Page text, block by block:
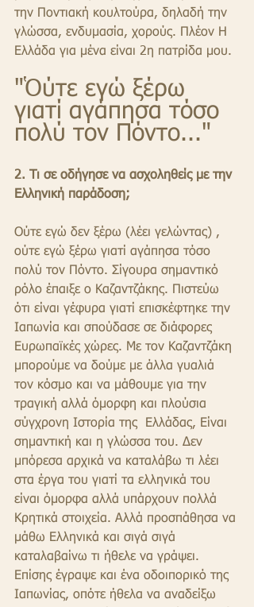
την Ποντιακή κουλτούρα, δηλαδή την
γλώσσα, ενδυμασία, χορούς. Πλέον Η
Ελλάδα για μένα είναι 2η πατρίδα μου.
"Ὁύτε εγώ ξέρω
γιατί αγάπησα τόσο
πολύ τον Πόντο..."
2. Τι σε οδήγησε να ασχοληθείς με την
Ελληνική παράδοση;
Ούτε εγώ δεν ξέρω (λέει γελώντας) ,
ούτε εγώ ξέρω γιατί αγάπησα τόσο
πολύ τον Πόντο. Σίγουρα σημαντικό
ρόλο έπαιξε ο Καζαντζάκης. Πιστεύω
ότι είναι γέφυρα γιατί επισκέφτηκε την
Ιαπωνία και σπούδασε σε διάφορες
Ευρωπαϊκές χώρες. Με τον Καζαντζάκη
μπορούμε να δούμε με άλλα γυαλιά
τον κόσμο και να μάθουμε για την
τραγική αλλά όμορφη και πλούσια
σύγχρονη Ιστορία της  Ελλάδας, Είναι
σημαντική και η γλώσσα του. Δεν
μπόρεσα αρχικά να καταλάβω τι λέει
στα έργα του γιατί τα ελληνικά του
είναι όμορφα αλλά υπάρχουν πολλά
Κρητικά στοιχεία. Αλλά προσπάθησα να
μάθω Ελληνικά και σιγά σιγά
καταλαβαίνω τι ήθελε να γράψει.
Επίσης έγραψε και ένα οδοιπορικό της
Ιαπωνίας, οπότε ήθελα να αναδείξω